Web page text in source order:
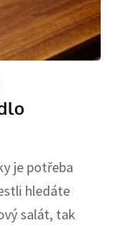
je potřeba
hledáte
salát, tak